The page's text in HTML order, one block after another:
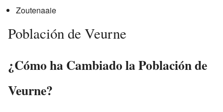
Zoutenaaie
Población de Veurne
¿Cómo ha Cambiado la Población de
Veurne?